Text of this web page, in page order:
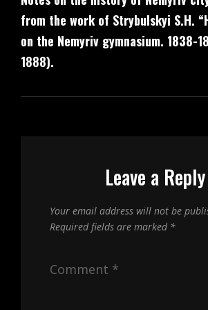
from the work of Strybulskyi S.H.
on the Nemyriv gymnasium. 1838-
1888).
Leave a Reply
Your email address will not be
Required fields are marked *
Comment *